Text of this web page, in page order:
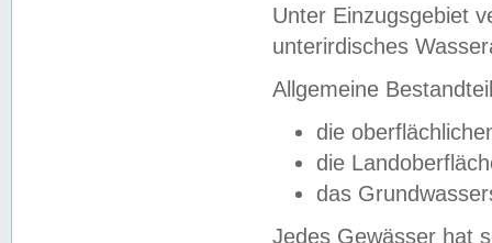
Unter Einzugsgebiet
unterirdisches
Allgemeine
die
die
das
Jedes Gewässer hat